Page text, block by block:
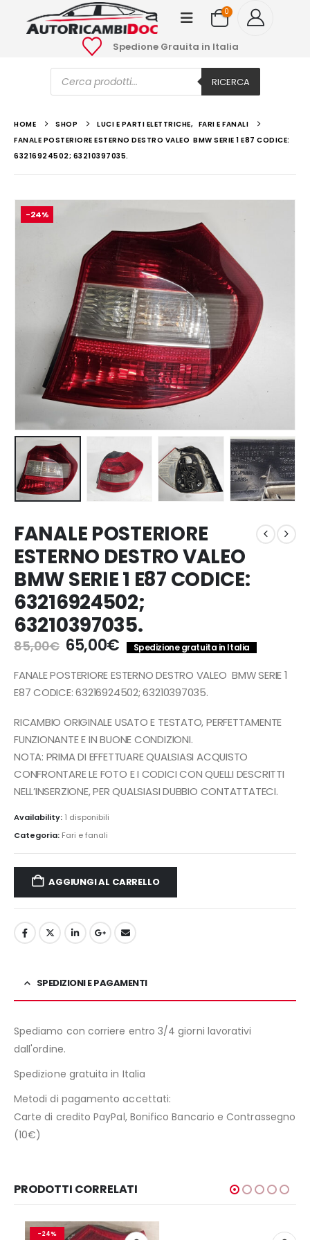
0
Spedione Grauita in Italia
Ricerca
prodotti RICERCA
HOME SHOP LUCI E PARTI ELETTRICHE, FARI E FANALI
FANALE POSTERIORE ESTERNO DESTRO VALEO BMW SERIE 1 E87 CODICE:
63216924502; 63210397035.
-24%
FANALE POSTERIORE
ESTERNO DESTRO VALEO
BMW SERIE 1 E87 CODICE:
63216924502;
63210397035.
85,00€ Il
prezzo
originale
era:
65,00€Il
prezzo
attuale
è:
Spedizione gratuita in Italia
FANALE POSTERIORE ESTERNO DESTRO VALEO BMW SERIE 1
E87 CODICE: 63216924502; 63210397035.
RICAMBIO ORIGINALE USATO E TESTATO, PERFETTAMENTE
FUNZIONANTE E IN BUONE CONDIZIONI.
NOTA: PRIMA DI EFFETTUARE QUALSIASI ACQUISTO
CONFRONTARE LE FOTO E I CODICI CON QUELLI DESCRITTI
NELL’INSERZIONE, PER QUALSIASI DUBBIO CONTATTATECI.
Availability: 1 disponibili
Categoria: Fari e fanali
AGGIUNGI AL CARRELLO
SPEDIZIONI E PAGAMENTI
Spediamo con corriere entro 3/4 giorni lavorativi
dall'ordine.
Spedizione gratuita in Italia
Metodi di pagamento accettati:
Carte di credito PayPal, Bonifico Bancario e Contrassegno
(10€)
PRODOTTI CORRELATI
-24%